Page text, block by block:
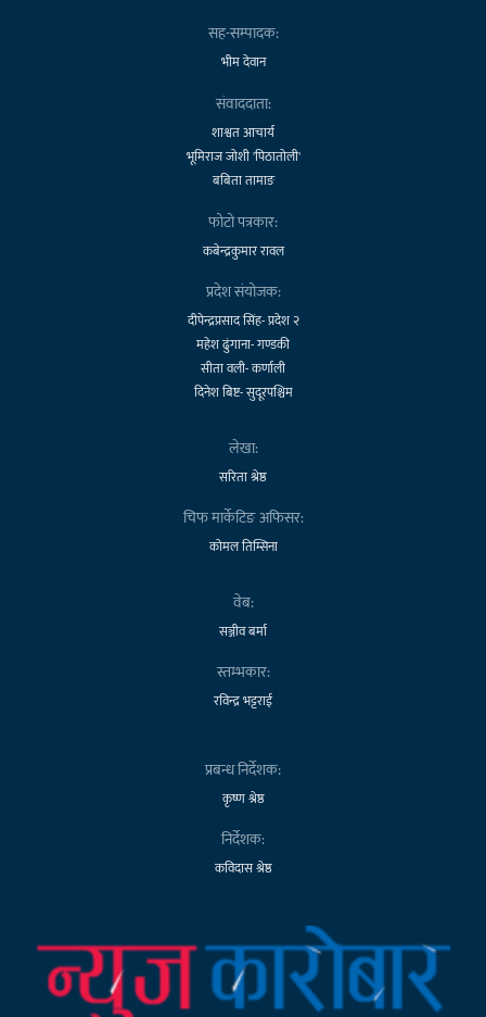
सह-सम्पादक:
भीम देवान
संवाददाता:
शाश्वत आचार्य
भूमिराज जोशी 'पिठातोली'
बबिता तामाङ
फोटो पत्रकार:
कबेन्द्रकुमार रावल
प्रदेश संयोजक:
दीपेन्द्रप्रसाद सिंह- प्रदेश २
महेश ढुंगाना- गण्डकी
सीता वली- कर्णाली
दिनेश बिष्ट- सुदूरपश्चिम
लेखा:
सरिता श्रेष्ठ
चिफ मार्केटिङ अफिसर:
कोमल तिम्सिना
वेब:
सञ्जीव बर्मा
स्तम्भकार:
रविन्द्र भट्टराई
प्रबन्ध निर्देशक:
कृष्ण श्रेष्ठ
निर्देशक:
कविदास श्रेष्ठ